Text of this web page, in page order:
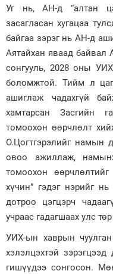
Зурхай
Уг нь, АН-д “алтан
засагласан хугацаа
байгаа зэрэг нь АН-д
Аятайхан яваад байвал
сонгууль, 2028 оны
боломжтой. Тийм л
ашиглаж чадахгүй
хамтарсан Засгийн
томоохон өөрчлөлт
О.Цогтгэрэлийг намын
овоо ажиллаж,
томоохон
хүчин” гэдэг нэрийг
дотроо цэгцэрч
учраас гадагшаах улс
УИХ-ын хаврын
хэлэлцэхтэй
гишүүдээ сонгосон.